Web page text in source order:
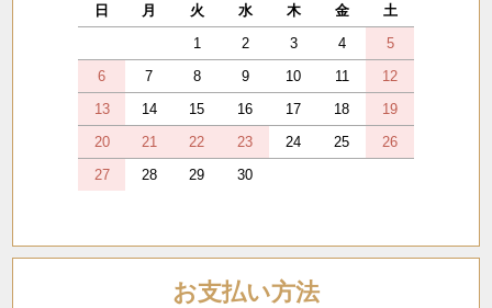
日 月 火 水 木 金
土
1
2 3 4
5
6
7 8 9 10 11
12
13
14 15 16 17 18
19
20
21 22 23 24 25
26
27
28 29 30
お支払い方法